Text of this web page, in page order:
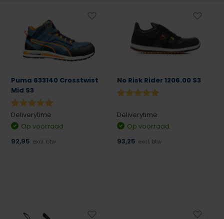
Puma 633140 Crosstwist
Mid S3
Deliverytime
Op voorraad
92,95 excl. btw
No Risk Rider 1206.00 S3
Deliverytime
Op voorraad
93,25 excl. btw